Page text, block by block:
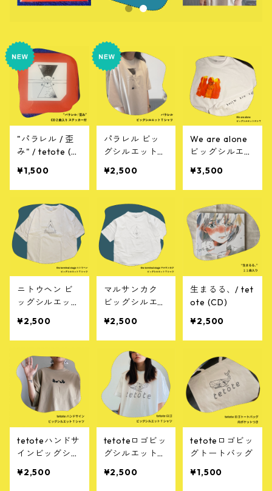
"パラレル / 歪
み" / tetote (C
¥1,500
パラレル ビッ
グシルエットT
¥2,500
We are alone
ビッグシルエッ
S）
¥3,500
ニトウヘン ビ
ッグシルエット
erminal stage
¥2,500
マルサンカク
ビッグシルエッ
terminal stage
¥2,500
生まるる、/ tet
ote (CD)
¥2,500
tetoteハンドサ
インビッグシル
¥2,500
tetoteロゴビッ
グシルエットT
¥2,500
tetoteロゴビッ
グトートバッグ
¥1,500